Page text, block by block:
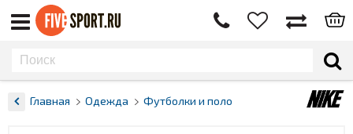
Главная Одежда Футболки и поло